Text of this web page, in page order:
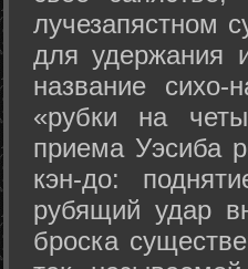
лучезапястном
для удержания
название сихо-
«рубки на
приема Уэсиба
кэн-до:
рубящий удар
броска